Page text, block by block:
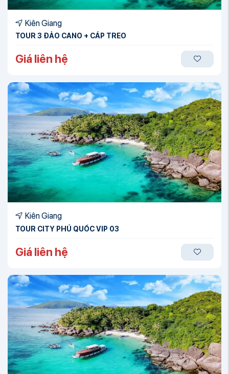
Kiên Giang
TOUR 3 ĐẢO CANO + CÁP TREO
Giá liên hệ
Kiên Giang
TOUR CITY PHÚ QUỐC VIP 03
Giá liên hệ